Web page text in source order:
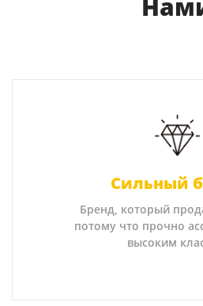
Сильный
Бренд, который
потому что прочно
высоким